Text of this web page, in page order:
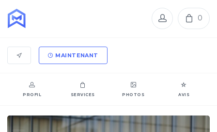
0
MAINTENANT
PROFIL SERVICES PHOTOS AVIS